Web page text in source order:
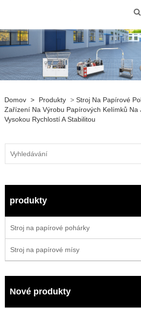
Domov > Produkty > Stroj Na Papírové
Zařízení Na Výrobu Papírových Kelímků Na
Vysokou Rychlostí A Stabilitou
produkty
Stroj na papírové pohárky
Stroj na papírové mísy
Nové produkty